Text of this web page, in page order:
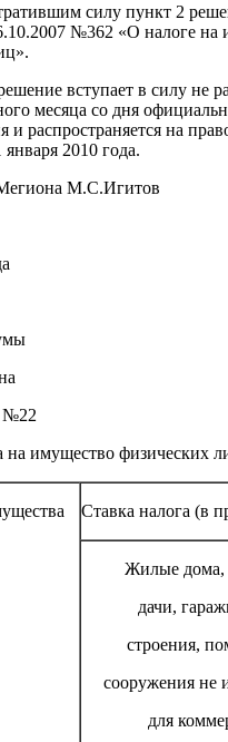
силу пункт 2
№362 «О налоге на
вступает в силу не
месяца со дня
и распространяется на
2010 года.
М.С.Игитов
№22
на имущество физических
Ставка налога (в
Жилые дома,
дачи,
строения,
сооружения не
для